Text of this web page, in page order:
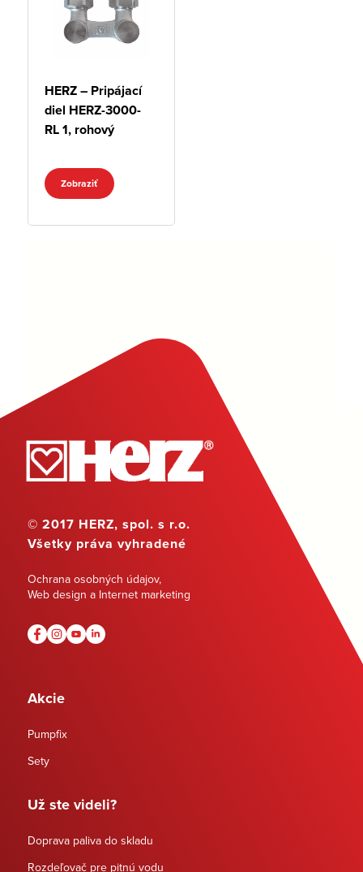
HERZ – Pripájací
diel HERZ-3000-
RL 1, rohový
Zobraziť
© 2017 HERZ, spol. s r.o.
Všetky práva vyhradené
Ochrana osobných údajov,
Web design a Internet marketing
Akcie
Pumpfix
Sety
Už ste videli?
Doprava paliva do skladu
Rozdeľovač pre pitnú vodu